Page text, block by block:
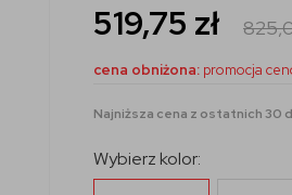
519,75 zł
cena obniżona: promocja
Najniższa cena z ostatnich 30
Wybierz kolor: